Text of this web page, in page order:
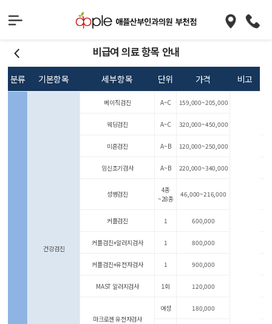
비급여 의료 항목 안내
분류 기본항목 세부항목 단위 가격 비고
건강검진
베이직검진 A~C 159,000~205,000
웨딩검진 A~C 320,000~450,000
미혼검진 A~B 120,000~250,000
임신초기검사 A~B 220,000~340,000
성병검진
4종
~28종
46,000~216,000
커플검진 1 600,000
커플검진+알러지검사 1 800,000
커플검진+유전자검사 1 900,000
MAST 알러지검사 1회 120,000
마크로젠 유전자검사
여성 180,000